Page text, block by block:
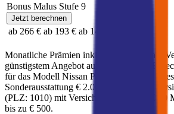
Bonus Malus Stufe 9
Jetzt berechnen
ab 266 € ab 193 € ab 146 €
Monatliche Prämien inkl. motorbezogener
günstigstem Angebot auf durchblicker.
für das Modell Nissan Primastar Kombi
Sonderausstattung € 2.000
(PLZ: 1010) mit Versicherungssumme € 20
bis zu € 500.